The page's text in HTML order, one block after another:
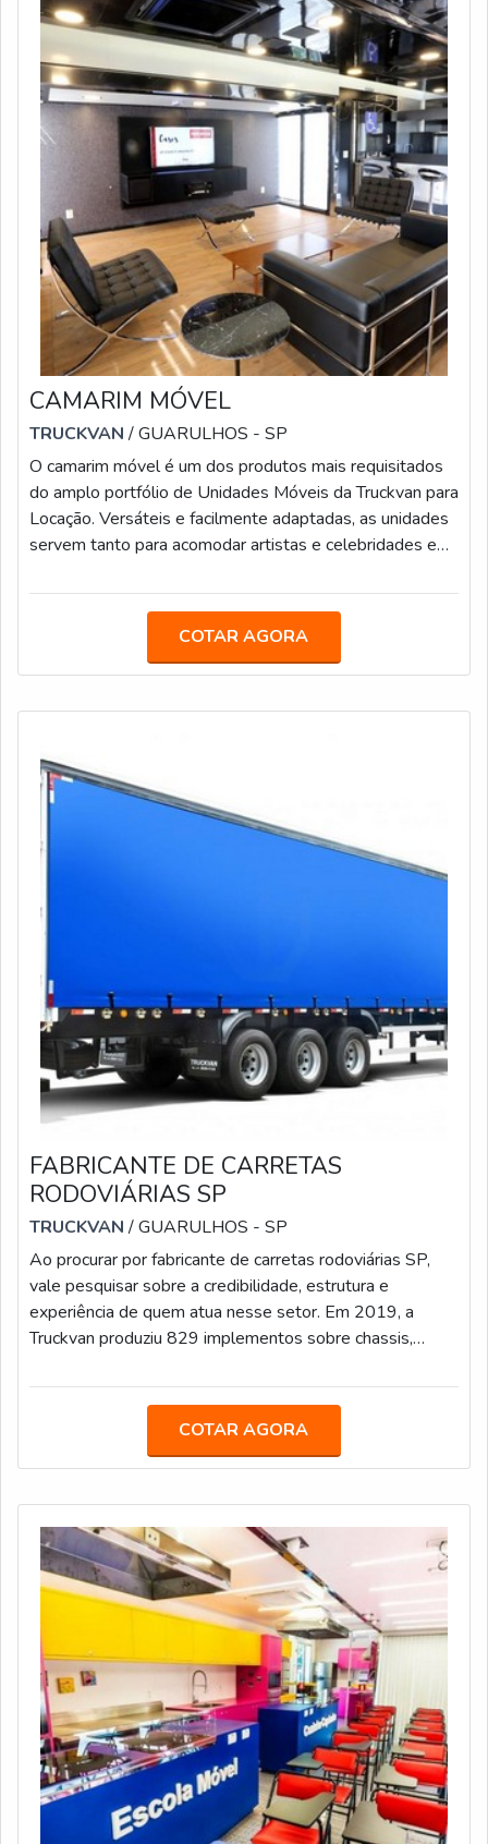
CAMARIM MÓVEL
TRUCKVAN/ GUARULHOS - SP
O camarim móvel é um dos produtos mais requisitados
do amplo portfólio de Unidades Móveis da Truckvan para
Locação. Versáteis e facilmente adaptadas, as unidades
servem tanto para acomodar artistas e celebridades em
Espaço VIP e transformadas em diversas ativações de
EMPRESAO camarim I possui autonomia em energia e
climatização e está equipado com porta-palco, avanço
COTAR AGORA
FABRICANTE DE CARRETAS
RODOVIÁRIAS SP
TRUCKVAN/ GUARULHOS - SP
Ao procurar por fabricante de carretas rodoviárias SP,
vale pesquisar sobre a credibilidade, estrutura e
experiência de quem atua nesse setor. Em 2019, a
Truckvan produziu 829 implementos sobre chassis,
ratificando a sua posição entre os líderes desse nicho.
primeiro semestre de 2020, a Truckvan ampliou o
portfólio com o lançamento da Linha Graneleira nas
esse
COTAR AGORA